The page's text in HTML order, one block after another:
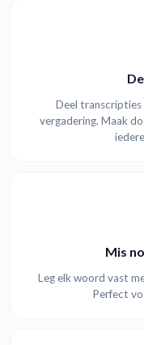
Deel transcripties
vergadering. Maak
Mis
Leg elk woord vast
Perfect